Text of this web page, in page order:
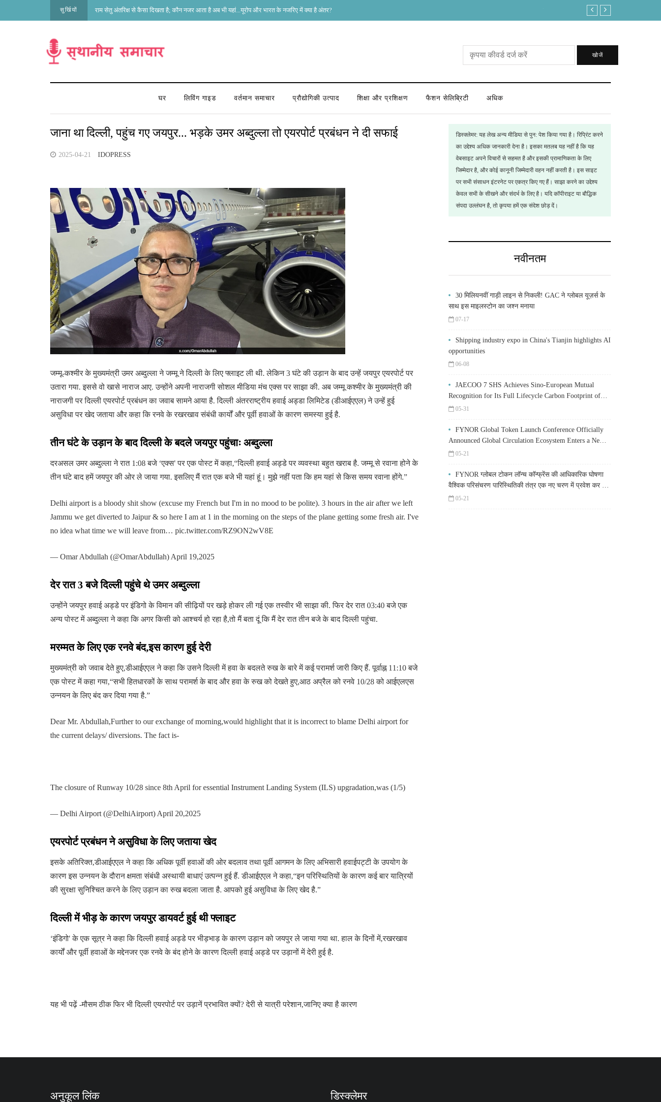
सुर्खियों राम सेतु अंतरिक्ष से कैसा दिखता है; कौन नजर आता है अब भी यहां...यूरोप और भारत के नजरिए में क्या है अंतर? लोकसभा अध्यक्ष पद में क्या ताकत है कि इस बार आ
खोजें
घर लिविंग गाइड वर्तमान समाचार प्रौद्योगिकी उत्पाद शिक्षा और प्रशिक्षण फैशन सेलिब्रिटी अधिक
जाना था दिल्ली, पहुंच गए जयपुर... भड़के उमर अब्दुल्ला तो एयरपोर्ट प्रबंधन ने दी सफाई
2025-04-21 IDOPRESS
जम्मू-कश्मीर के मुख्यमंत्री उमर अब्दुल्ला ने जम्मू ने दिल्ली के लिए फ्लाइट ली थी. लेकिन 3 घंटे की उड़ान के बाद उन्हें जयपुर एयरपोर्ट पर
उतारा गया. इससे वो खासे नाराज आए. उन्होंने अपनी नाराजगी सोशल मीडिया मंच एक्स पर साझा की. अब जम्मू कश्मीर के मुख्यमंत्री की
नाराजगी पर दिल्ली एयरपोर्ट प्रबंधन का जवाब सामने आया है. दिल्ली अंतरराष्ट्रीय हवाई अड्डा लिमिटेड (डीआईएएल) ने उन्हें हुई
असुविधा पर खेद जताया और कहा कि रनवे के रखरखाव संबंधी कार्यों और पूर्वी हवाओं के कारण समस्या हुई है.
तीन घंटे के उड़ान के बाद दिल्ली के बदले जयपुर पहुंचाः अब्दुल्ला
दरअसल उमर अब्दुल्ला ने रात 1:08 बजे ‘एक्स' पर एक पोस्ट में कहा,“दिल्ली हवाई अड्डे पर व्यवस्था बहुत खराब है. जम्मू से रवाना होने के
तीन घंटे बाद हमें जयपुर की ओर ले जाया गया. इसलिए मैं रात एक बजे भी यहां हूं। मुझे नहीं पता कि हम यहां से किस समय रवाना होंगे.”
Delhi airport is a bloody shit show (excuse my French but I'm in no mood to be polite). 3 hours in the air after we left
Jammu we get diverted to Jaipur & so here I am at 1 in the morning on the steps of the plane getting some fresh air. I've
no idea what time we will leave from… pic.twitter.com/RZ9ON2wV8E
— Omar Abdullah (@OmarAbdullah) April 19,2025
देर रात 3 बजे दिल्ली पहुंचे थे उमर अब्दुल्ला
उन्होंने जयपुर हवाई अड्डे पर इंडिगो के विमान की सीढ़ियों पर खड़े होकर ली गई एक तस्वीर भी साझा की. फिर देर रात 03:40 बजे एक
अन्य पोस्ट में अब्दुल्ला ने कहा कि अगर किसी को आश्चर्य हो रहा है,तो मैं बता दूं कि मैं देर रात तीन बजे के बाद दिल्ली पहुंचा.
मरम्मत के लिए एक रनवे बंद,इस कारण हुई देरी
मुख्यमंत्री को जवाब देते हुए,डीआईएएल ने कहा कि उसने दिल्ली में हवा के बदलते रुख के बारे में कई परामर्श जारी किए हैं. पूर्वाह्न 11:10 बजे
एक पोस्ट में कहा गया,“सभी हितधारकों के साथ परामर्श के बाद और हवा के रुख को देखते हुए,आठ अप्रैल को रनवे 10/28 को आईएलएस
उन्नयन के लिए बंद कर दिया गया है.”
Dear Mr. Abdullah,Further to our exchange of morning,would highlight that it is incorrect to blame Delhi airport for
the current delays/ diversions. The fact is-
The closure of Runway 10/28 since 8th April for essential Instrument Landing System (ILS) upgradation,was (1/5)
— Delhi Airport (@DelhiAirport) April 20,2025
एयरपोर्ट प्रबंधन ने असुविधा के लिए जताया खेद
इसके अतिरिक्त,डीआईएएल ने कहा कि अधिक पूर्वी हवाओं की ओर बदलाव तथा पूर्वी आगमन के लिए अभिसारी हवाईपट्टी के उपयोग के
कारण इस उन्नयन के दौरान क्षमता संबंधी अस्थायी बाधाएं उत्पन्न हुई हैं. डीआईएएल ने कहा,“इन परिस्थितियों के कारण कई बार यात्रियों
की सुरक्षा सुनिश्चित करने के लिए उड़ान का रुख बदला जाता है. आपको हुई असुविधा के लिए खेद है.”
दिल्ली में भीड़ के कारण जयपुर डायवर्ट हुई थी फ्लाइट
‘इंडिगो' के एक सूत्र ने कहा कि दिल्ली हवाई अड्डे पर भीड़भाड़ के कारण उड़ान को जयपुर ले जाया गया था. हाल के दिनों में,रखरखाव
कार्यों और पूर्वी हवाओं के मद्देनजर एक रनवे के बंद होने के कारण दिल्ली हवाई अड्डे पर उड़ानों में देरी हुई है.
यह भी पढ़ें -मौसम ठीक फिर भी दिल्ली एयरपोर्ट पर उड़ानें प्रभावित क्यों? देरी से यात्री परेशान,जानिए क्या है कारण
डिस्क्लेमर: यह लेख अन्य मीडिया से पुन: पेश किया गया है। रिप्रिंट करने
का उद्देश्य अधिक जानकारी देना है। इसका मतलब यह नहीं है कि यह
वेबसाइट अपने विचारों से सहमत है और इसकी प्रामाणिकता के लिए
जिम्मेदार है, और कोई कानूनी जिम्मेदारी वहन नहीं करती है। इस साइट
पर सभी संसाधन इंटरनेट पर एकत्र किए गए हैं। साझा करने का उद्देश्य
केवल सभी के सीखने और संदर्भ के लिए है। यदि कॉपीराइट या बौद्धिक
संपदा उल्लंघन है, तो कृपया हमें एक संदेश छोड़ दें।
नवीनतम
30 मिलियनवीं गाड़ी लाइन से निकली! GAC ने ग्लोबल यूज़र्स के
साथ इस माइलस्टोन का जश्न मनाया
07-17
Shipping industry expo in China's Tianjin highlights AI
opportunities
06-08
JAECOO 7 SHS Achieves Sino-European Mutual
Recognition for Its Full Lifecycle Carbon Footprint of
Just 120.40 gCO₂e/km
05-31
FYNOR Global Token Launch Conference Officially
Announced Global Circulation Ecosystem Enters a New
Stage05-21
FYNOR ग्लोबल टोकन लॉन्च कॉन्फ्रेंस की आधिकारिक घोषणा
वैश्विक परिसंचरण पारिस्थितिकी तंत्र एक नए चरण में प्रवेश कर रहा
है 05-21
अनुकूल लिंक डिस्क्लेमर